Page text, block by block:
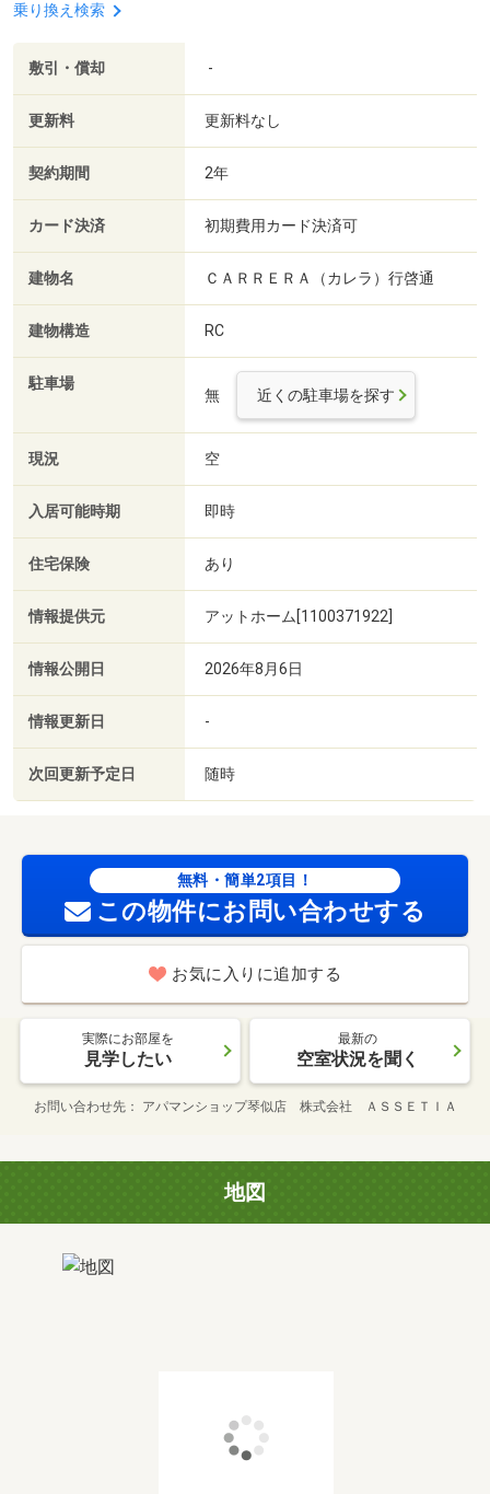
乗り換え検索
敷引・償却 -
更新料 更新料なし
契約期間 2年
カード決済 初期費用カード決済可
建物名 ＣＡＲＲＥＲＡ（カレラ）行啓通
建物構造 RC
駐車場
無 近くの駐車場を探す
現況 空
入居可能時期 即時
住宅保険 あり
情報提供元 アットホーム[1100371922]
情報公開日 2026年8月6日
情報更新日 -
次回更新予定日 随時
無料・簡単2項目！
この物件にお問い合わせする
お気に入りに追加する
実際にお部屋を
見学したい
最新の
空室状況を聞く
お問い合わせ先 アパマンショップ琴似店 株式会社 ＡＳＳＥＴＩＡ
地図